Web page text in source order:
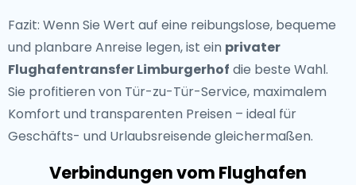
Fazit: Wenn Sie Wert auf eine reibungslose, bequeme
und planbare Anreise legen, ist ein privater
Flughafentransfer Limburgerhof die beste Wahl.
Sie profitieren von Tür-zu-Tür-Service, maximalem
Komfort und transparenten Preisen – ideal für
Geschäfts- und Urlaubsreisende gleichermaßen.
Verbindungen vom Flughafen